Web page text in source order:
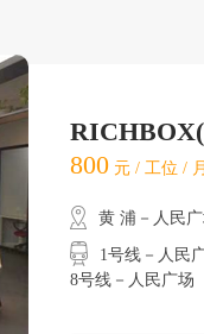
800 元 / 工位 /
黄 浦－人民
1号线－人民广
8号线－人民广场